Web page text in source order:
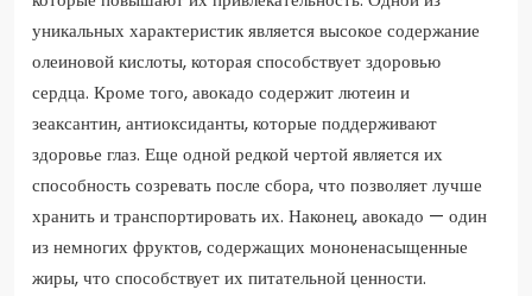
уникальных характеристик является высокое содержание
олеиновой кислоты, которая способствует здоровью
сердца. Кроме того, авокадо содержит лютеин и
зеаксантин, антиоксиданты, которые поддерживают
здоровье глаз. Еще одной редкой чертой является их
способность созревать после сбора, что позволяет лучше
хранить и транспортировать их. Наконец, авокадо — один
из немногих фруктов, содержащих мононенасыщенные
жиры, что способствует их питательной ценности.